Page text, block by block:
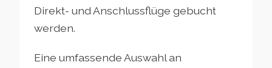
Direkt- und Anschlussflüge gebucht
werden.
Eine umfassende Auswahl an